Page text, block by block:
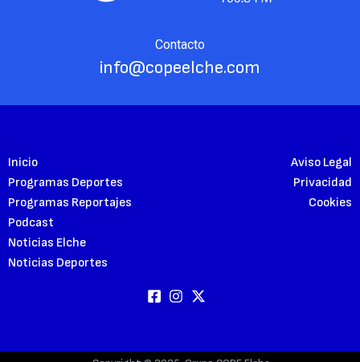
Contacto
info@copeelche.com
Inicio
Programas Deportes
Programas Reportajes
Podcast
Noticias Elche
Noticias Deportes
Aviso Legal
Privacidad
Cookies